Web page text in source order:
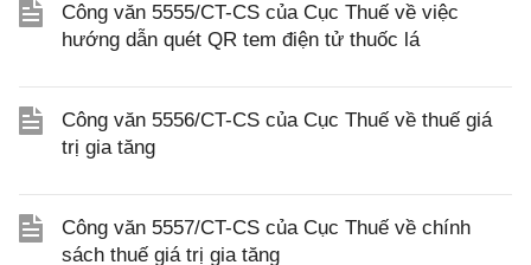
Công văn 5555/CT-CS của Cục Thuế về việc
hướng dẫn quét QR tem điện tử thuốc lá
Công văn 5556/CT-CS của Cục Thuế về thuế giá
trị gia tăng
Công văn 5557/CT-CS của Cục Thuế về chính
sách thuế giá trị gia tăng